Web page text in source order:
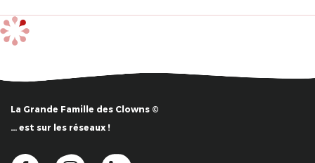
La Grande Famille des Clowns ©
… est sur les réseaux !